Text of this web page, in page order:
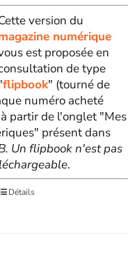
version du
numérique
est proposée en
de type
flipbook" (tourné de
numéro acheté
partir de l'onglet "Mes
présent dans
Un flipbook n'est pas
.
Détails